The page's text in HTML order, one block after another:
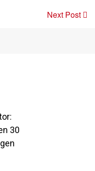
Next Post
30